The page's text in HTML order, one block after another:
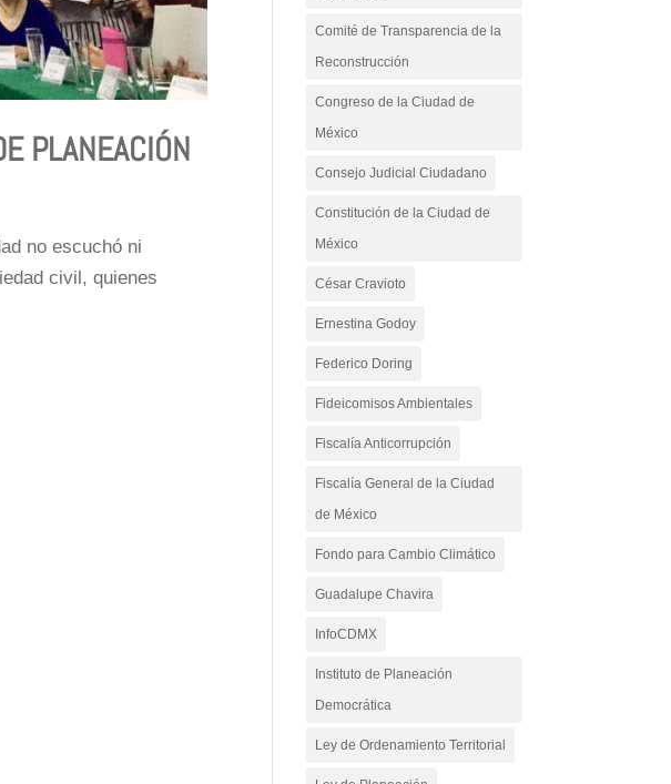
PLANEACIÓN
no escuchó ni
civil, quienes
Comité de Transparencia de la
Reconstrucción
Congreso de la Ciudad de
México
Consejo Judicial Ciudadano
Constitución de la Ciudad de
México
César Cravioto
Ernestina Godoy
Federico Doring
Fideicomisos Ambientales
Fiscalía Anticorrupción
Fiscalía General de la Ciudad
de México
Fondo para Cambio Climático
Guadalupe Chavira
InfoCDMX
Instituto de Planeación
Democrática
Ley de Ordenamiento Territorial